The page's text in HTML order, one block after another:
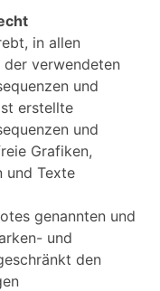
in allen
verwendeten
und
erstellte
und
Grafiken,
und Texte
genannten und
und
den